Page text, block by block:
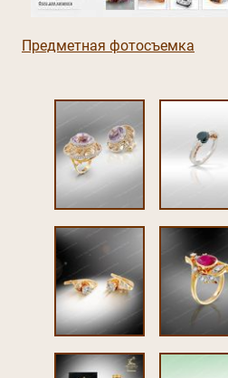
Предметная фотосъемка